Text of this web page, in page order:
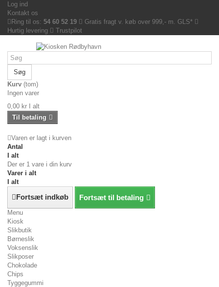
Log ind
Kontakt os
Ring til os: 54 60 52 19
Gratis fragt v. køb over 999,- m. GLS*
Hurtig levering
Trustpilot
Søg
Kurv (tom)
Ingen varer
0,00 kr
I alt
Til betaling
Varen er lagt i kurven
Antal
I alt
Der er 1 vare i din kurv
Varer i alt
I alt
Fortsæt indkøb Fortsæt til betaling
Menu
Kiosk
Slikbutik
Børneslik
Voksenslik
Slikposer
Chokolade
Chips
Tyggegummi